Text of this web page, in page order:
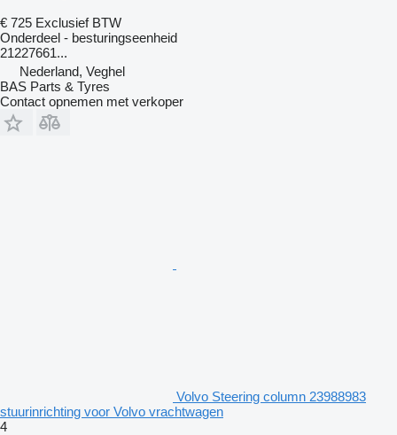
€ 725 Exclusief BTW
Onderdeel - besturingseenheid
21227661...
Nederland, Veghel
BAS Parts & Tyres
Contact opnemen met verkoper
Volvo Steering column 23988983
stuurinrichting voor Volvo vrachtwagen
4